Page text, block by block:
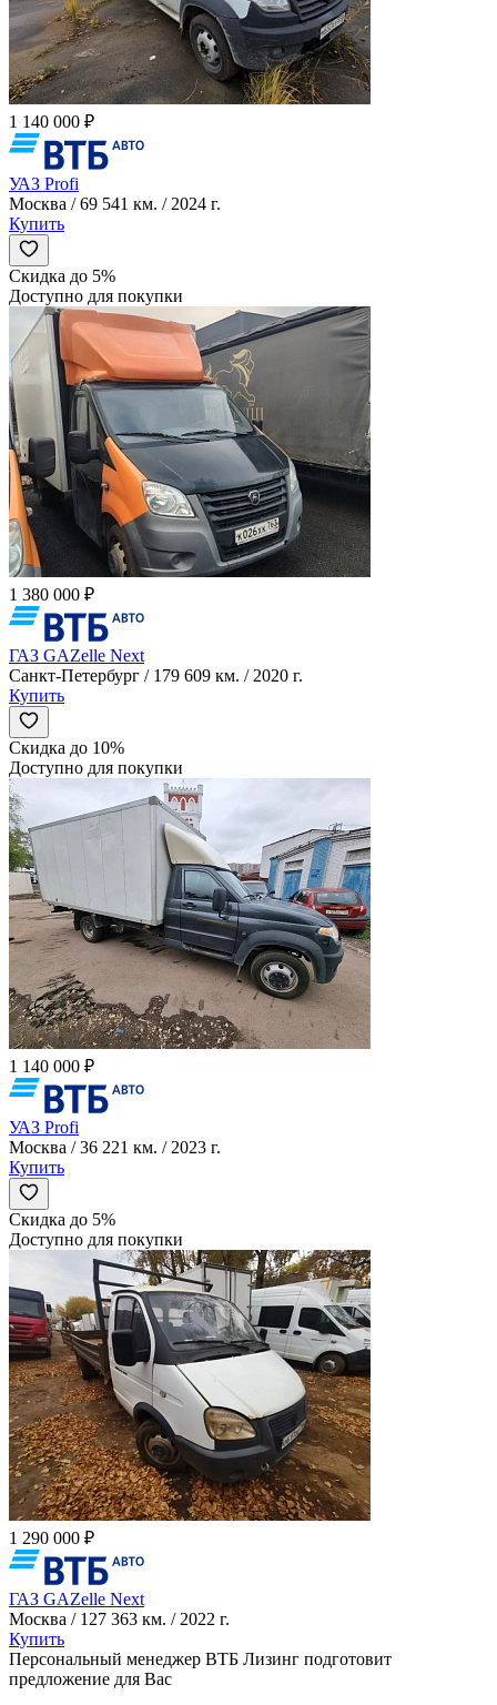
1 140 000 ₽
УАЗ Profi
Москва / 69 541 км. / 2024 г.
Купить
Скидка до 5%
Доступно для покупки
1 380 000 ₽
ГАЗ GAZelle Next
Санкт-Петербург / 179 609 км. / 2020 г.
Купить
Скидка до 10%
Доступно для покупки
1 140 000 ₽
УАЗ Profi
Москва / 36 221 км. / 2023 г.
Купить
Скидка до 5%
Доступно для покупки
1 290 000 ₽
ГАЗ GAZelle Next
Москва / 127 363 км. / 2022 г.
Купить
Персональный менеджер ВТБ Лизинг подготовит
предложение для Вас